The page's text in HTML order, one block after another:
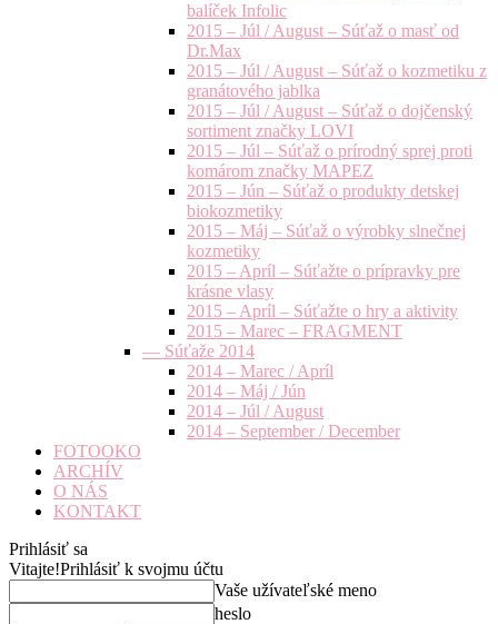
balíček Infolic
2015 – Júl / August – Súťaž o masť od
Dr.Max
2015 – Júl / August – Súťaž o kozmetiku z
granátového jablka
2015 – Júl / August – Súťaž o dojčenský
sortiment značky LOVI
2015 – Júl – Súťaž o prírodný sprej proti
komárom značky MAPEZ
2015 – Jún – Súťaž o produkty detskej
biokozmetiky
2015 – Máj – Súťaž o výrobky slnečnej
kozmetiky
2015 – Apríl – Súťažte o prípravky pre
krásne vlasy
2015 – Apríl – Súťažte o hry a aktivity
2015 – Marec – FRAGMENT
— Súťaže 2014
2014 – Marec / Apríl
2014 – Máj / Jún
2014 – Júl / August
2014 – September / December
FOTOOKO
ARCHÍV
O NÁS
KONTAKT
Prihlásiť sa
Vitajte!Prihlásiť k svojmu účtu
Vaše užívateľské meno
heslo